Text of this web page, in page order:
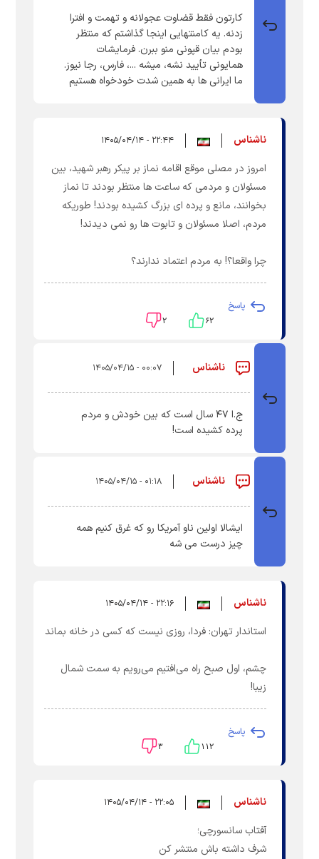
کارتون فقط قضاوت عجولانه و تهمت و افترا
زدنه. یه کامنتهایی اینجا گذاشتم که منتظر
بودم بیان قپونی منو ببرن. فرمایشات
همایونی تأیید نشه، میشه ...، فارس، رجا نیوز.
ما ایرانی ها به همین شدت خودخواه هستیم
ناشناس ۲۲:۴۴ - ۱۴۰۵/۰۴/۱۴
امروز در مصلی موقع اقامه نماز بر پیکر رهبر شهید، بین
مسئولان و مردمی که ساعت ها منتظر بودند تا نماز
بخوانند، مانع و پرده ای بزرگ کشیده بودند! طوریکه
مردم، اصلا مسئولان و تابوت ها رو نمی دیدند!
چرا واقعا؟! به مردم اعتماد ندارند؟
پاسخ
۶۲ ۲
ناشناس ۰۰:۰۷ - ۱۴۰۵/۰۴/۱۵
ج.ا ۴۷ سال است که بین خودش و مردم
پرده کشیده است!
ناشناس ۰۱:۱۸ - ۱۴۰۵/۰۴/۱۵
ایشالا اولین ناو آمریکا رو که غرق کنیم همه
چیز درست می شه
ناشناس ۲۲:۱۶ - ۱۴۰۵/۰۴/۱۴
استاندار تهران: فردا، روزی نیست که کسی در خانه بماند
چشم، اول صبح راه می‌افتیم می‌رویم به سمت شمال
زیبا!
پاسخ
۱۱۲ ۳
ناشناس ۲۲:۰۵ - ۱۴۰۵/۰۴/۱۴
آفتاب سانسورچی؛
شرف داشته باش منتشر کن